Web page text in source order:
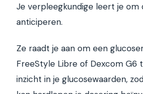
Je verpleegkundige leert je
anticiperen.
Ze raadt je aan om een
FreeStyle Libre of Dexcom G6
inzicht in je glucosewaarden,